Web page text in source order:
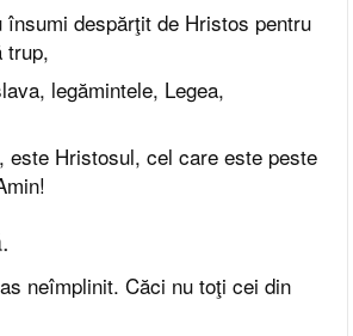
despărţit de Hristos pentru
trup,
legămintele, Legea,
Hristosul, cel care este peste
neîmplinit. Căci nu toţi cei din